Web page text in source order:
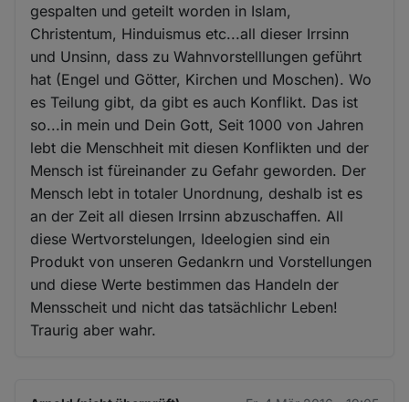
gespalten und geteilt worden in Islam,
Christentum, Hinduismus etc...all dieser Irrsinn
und Unsinn, dass zu Wahnvorstelllungen geführt
hat (Engel und Götter, Kirchen und Moschen). Wo
es Teilung gibt, da gibt es auch Konflikt. Das ist
so...in mein und Dein Gott, Seit 1000 von Jahren
lebt die Menschheit mit diesen Konflikten und der
Mensch ist füreinander zu Gefahr geworden. Der
Mensch lebt in totaler Unordnung, deshalb ist es
an der Zeit all diesen Irrsinn abzuschaffen. All
diese Wertvorstelungen, Ideelogien sind ein
Produkt von unseren Gedankrn und Vorstellungen
und diese Werte bestimmen das Handeln der
Mensscheit und nicht das tatsächlichr Leben!
Traurig aber wahr.